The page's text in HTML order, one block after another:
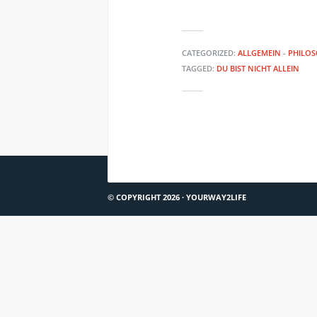
CATEGORIZED: ALLGEMEIN -
TAGGED: DU BIST NICHT ALLEIN
© COPYRIGHT 2026 · YOURWAY2LIFE